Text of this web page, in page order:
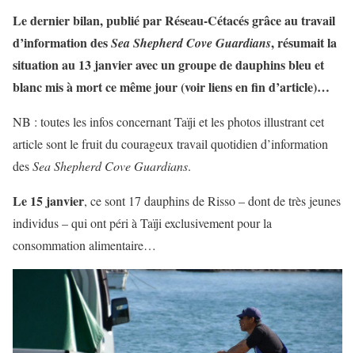
Le dernier bilan, publié par Réseau-Cétacés grâce au travail
d’information desSea Shepherd Cove Guardians, résumait la
situation au 13 janvier avec un groupe de dauphins bleu et
blanc mis à mort ce même jour (voir liens en fin d’article)…
NB : toutes les infos concernant Taïji et les photos illustrant cet
article sont le fruit du courageux travail quotidien d’information
desSea Shepherd Cove Guardians.
Le 15 janvier, ce sont 17 dauphins de Risso – dont de très jeunes
individus – qui ont péri à Taïji exclusivement pour la
consommation alimentaire…